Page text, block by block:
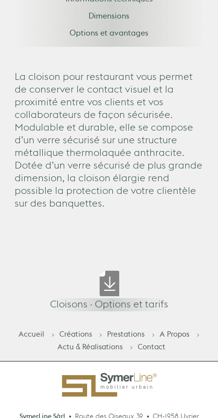
Dimensions
Options et avantages
La cloison pour restaurant vous permet
de conserver le contact visuel et la
proximité entre vos clients et vos
collaborateurs de façon sécurisée.
Modulable et durable, elle se compose
d’un verre sécurisé sur une structure
métallique thermolaquée anthracite.
Dotée d’un verre sécurisé de plus grande
dimension, la cloison élargie rend
possible la protection de votre clientèle
sur des banquettes.
Cloisons · Options et tarifs
Accueil Créations Prestations
A Propos
Actu & Réalisations
Contact